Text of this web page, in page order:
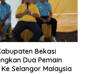
Bekasi
Dua Pemain
Selangor Malaysia